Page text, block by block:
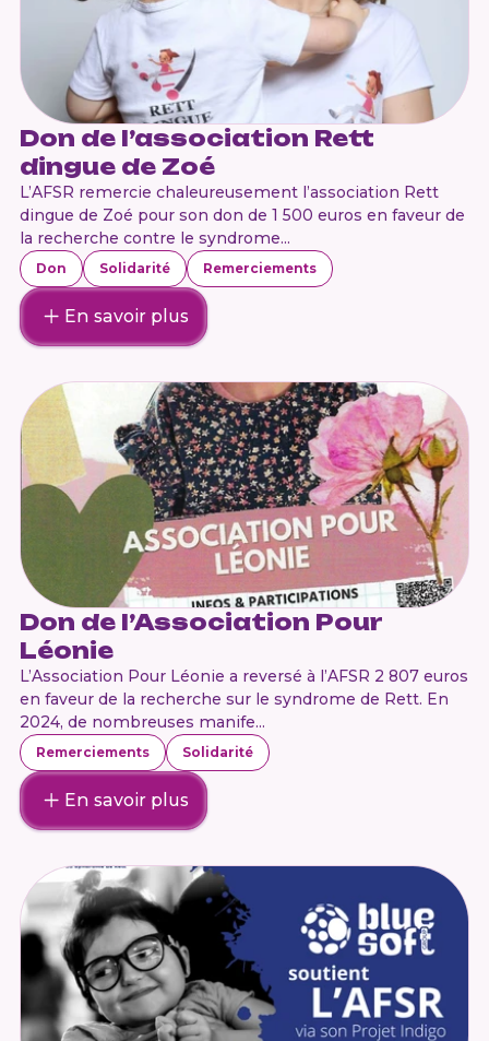
Don de l’association Rett
dingue de Zoé
L’AFSR remercie chaleureusement l’association Rett
dingue de Zoé pour son don de 1 500 euros en faveur de
la recherche contre le syndrome...
Don Solidarité Remerciements
En savoir plus
Don de l’Association Pour
Léonie
L’Association Pour Léonie a reversé à l’AFSR 2 807 euros
en faveur de la recherche sur le syndrome de Rett. En
2024, de nombreuses manife...
Remerciements Solidarité
En savoir plus